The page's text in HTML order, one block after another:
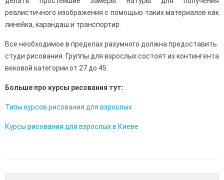
реалистичного изображения с помощью таких материалов как
линейка, карандаш и транспортир.
Все необходимое в пределах разумного должна предоставить
студи рисования. Группы для взрослых состоят из контингента
вековой категории от 27 до 45.
Больше про курсы рисования тут:
Типы курсов рисования для взрослых
Курсы рисования для взрослых в Киеве